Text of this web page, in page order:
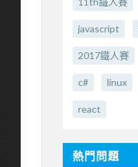
javascript
2017鐵人賽
c# linux
react
熱門問題